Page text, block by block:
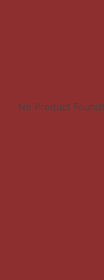
No Product Found!